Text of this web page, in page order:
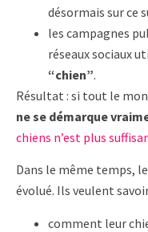
désormais sur ce
les campagnes
réseaux sociaux
“chien”.
Résultat : si tout le
ne se démarque
chiens n’est plus
Dans le même temps,
évolué. Ils veulent
comment leur